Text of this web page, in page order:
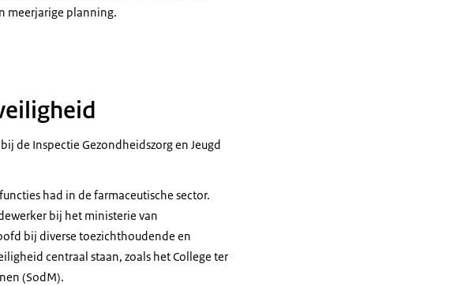
meerjarige planning.
de Inspectie Gezondheidszorg en Jeugd
had in de farmaceutische sector.
bij het ministerie van
bij diverse toezichthoudende en
centraal staan, zoals het College ter
(SodM).